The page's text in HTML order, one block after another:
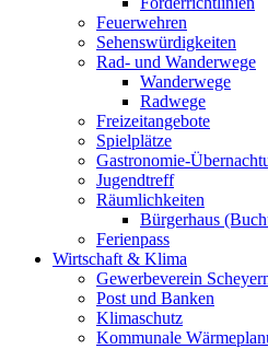
Feuerwehren
Sehenswürdigkeiten
Rad- und Wanderwege
Wanderwege
Radwege
Freizeitangebote
Spielplätze
Gastronomie-
Jugendtreff
Räumlichkeiten
Bürgerhaus
Ferienpass
Wirtschaft & Klima
Gewerbeverein
Post und Banken
Klimaschutz
Kommunale